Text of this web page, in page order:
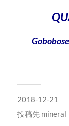
2018-12-21
投稿先 mineral